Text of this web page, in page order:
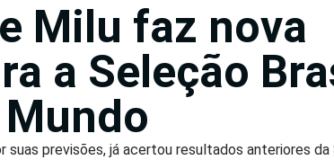
Milu faz nova
a Seleção
suas previsões, já acertou resultados anteriores da